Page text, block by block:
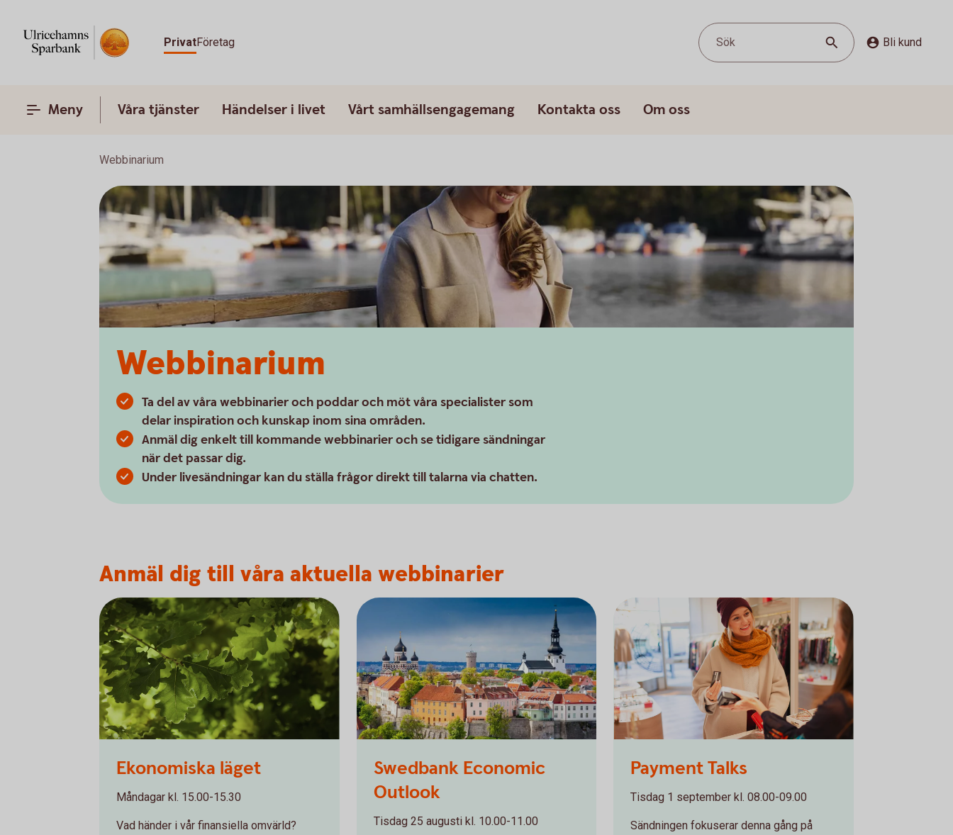
PrivatFöretag Sök Bli kund
Meny Våra tjänster Händelser i livet Vårt samhällsengagemang Kontakta oss Om oss
Webbinarium
Webbinarium
Ta del av våra webbinarier och poddar och möt våra specialister som
delar inspiration och kunskap inom sina områden.
Anmäl dig enkelt till kommande webbinarier och se tidigare sändningar
när det passar dig.
Under livesändningar kan du ställa frågor direkt till talarna via chatten.
Anmäl dig till våra aktuella webbinarier
Ekonomiska läget
Måndagar kl. 15.00-15.30
Vad händer i vår finansiella omvärld?
Swedbank Economic
Outlook
Tisdag 25 augusti kl. 10.00-11.00
Payment Talks
Tisdag 1 september kl. 08.00-09.00
Sändningen fokuserar denna gång på